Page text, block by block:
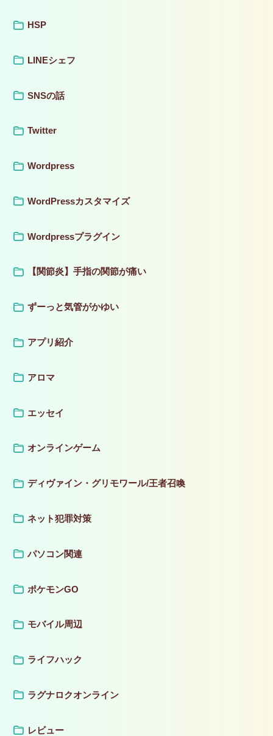
HSP
LINEシェフ
SNSの話
Twitter
Wordpress
WordPressカスタマイズ
Wordpressプラグイン
【関節炎】手指の関節が痛い
ずーっと気管がかゆい
アプリ紹介
アロマ
エッセイ
オンラインゲーム
ディヴァイン・グリモワール/王者召喚
ネット犯罪対策
パソコン関連
ポケモンGO
モバイル周辺
ライフハック
ラグナロクオンライン
レビュー